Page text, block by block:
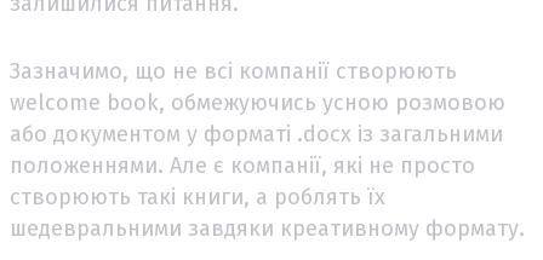
Зазначимо, що не всі компанії створюють
welcome book, обмежуючись усною розмовою
або документом у форматі .docx із загальними
положеннями. Але є компанії, які не просто
створюють такі книги, а роблять їх
шедевральними завдяки креативному формату.